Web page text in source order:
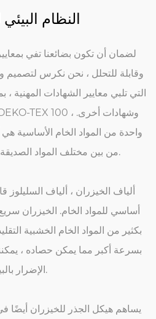
النظام
لضمان أن تكون بضائعنا تفي
وقابلة للتحلل ، نحن نكرس لتصميم
التي تلبي معايير الشهادات المهنية
واحدة من المواد الخام الأساسية
من بين مختلف المواد الصديقة للبيئة التي نستخدمها.
ألياف الخيزران ، ألياف السليلوز
أساسي للمواد الخام. الخيزران
بكثير من المواد الخام الخشبية
بسرعة أكبر مما يمكن حصاده ،
الإضرار بالبيئة.
يساهم هيكل الجذر للخيزران أيضًا